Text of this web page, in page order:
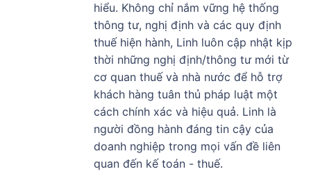
hiểu. Không chỉ nắm vững hệ thống
thông tư, nghị định và các quy định
thuế hiện hành, Linh luôn cập nhật kịp
thời những nghị định/thông tư mới từ
cơ quan thuế và nhà nước để hỗ trợ
khách hàng tuân thủ pháp luật một
cách chính xác và hiệu quả. Linh là
người đồng hành đáng tin cậy của
doanh nghiệp trong mọi vấn đề liên
quan đến kế toán - thuế.